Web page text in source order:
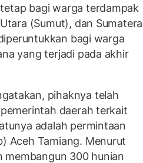
bagi warga terdampak
(Sumut), dan Sumatera
bagi warga
yang terjadi pada akhir
pihaknya telah
daerah terkait
adalah permintaan
Aceh Tamiang. Menurut
membangun 300 hunian